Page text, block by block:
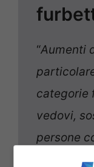
“Aumenti
categorie
vedovi,
persone
per chi le